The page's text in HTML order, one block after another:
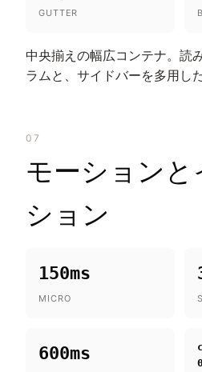
GUTTER
中央揃えの幅広コンテナ。読
ラムと、サイドバーを多用し
07
モーションと
ション
150ms
MICRO
600ms